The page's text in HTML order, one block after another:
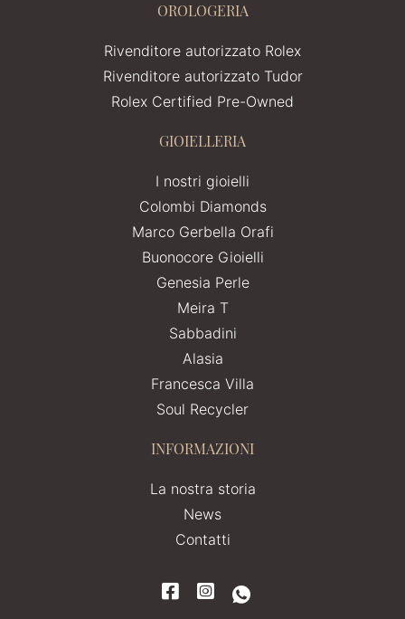
OROLOGERIA
Rivenditore autorizzato Rolex
Rivenditore autorizzato Tudor
Rolex Certified Pre-Owned
GIOIELLERIA
I nostri gioielli
Colombi Diamonds
Marco Gerbella Orafi
Buonocore Gioielli
Genesia Perle
Meira T
Sabbadini
Alasia
Francesca Villa
Soul Recycler
INFORMAZIONI
La nostra storia
News
Contatti